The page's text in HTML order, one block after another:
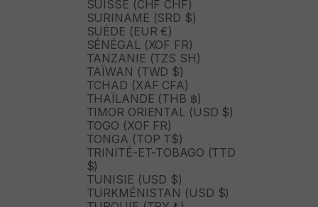
SUISSE (CHF CHF)
SURINAME (SRD $)
SUÈDE (EUR €)
SÉNÉGAL (XOF FR)
TANZANIE (TZS SH)
TAÏWAN (TWD $)
TCHAD (XAF CFA)
THAÏLANDE (THB ฿)
TIMOR ORIENTAL (USD $)
TOGO (XOF FR)
TONGA (TOP T$)
TRINITÉ-ET-TOBAGO (TTD
$)
TUNISIE (USD $)
TURKMÉNISTAN (USD $)